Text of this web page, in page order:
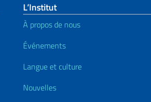
L’Institut
À propos de nous
Événements
Langue et culture
Nouvelles